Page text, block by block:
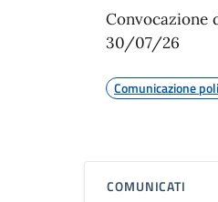
Convocazione
30/07/26
Comunicazione
COMUNICATI